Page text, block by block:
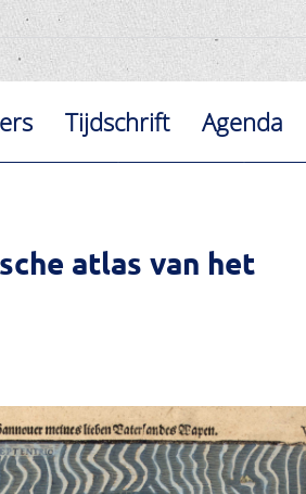
Tijdschrift Agenda
atlas van het